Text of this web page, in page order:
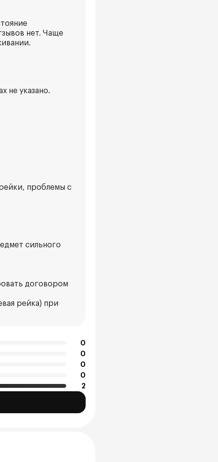
нет. Чаще
не указано.
проблемы с
сильного
договором
рейка) при
0
0
0
0
2